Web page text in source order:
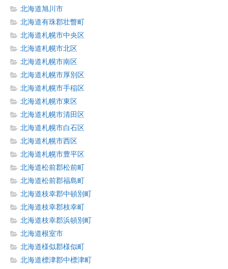
北海道旭川市
北海道有珠郡壮瞥町
北海道札幌市中央区
北海道札幌市北区
北海道札幌市南区
北海道札幌市厚別区
北海道札幌市手稲区
北海道札幌市東区
北海道札幌市清田区
北海道札幌市白石区
北海道札幌市西区
北海道札幌市豊平区
北海道松前郡松前町
北海道松前郡福島町
北海道枝幸郡中頓別町
北海道枝幸郡枝幸町
北海道枝幸郡浜頓別町
北海道根室市
北海道様似郡様似町
北海道標津郡中標津町